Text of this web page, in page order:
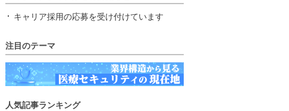
キャリア採用の応募を受け付けています
注目のテーマ
人気記事ランキング